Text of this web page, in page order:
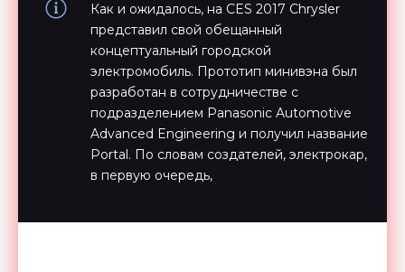
Как и ожидалось, на CES 2017 Chrysler
представил свой обещанный
концептуальный городской
электромобиль. Прототип минивэна был
разработан в сотрудничестве с
подразделением Panasonic Automotive
Advanced Engineering и получил название
Portal. По словам создателей, электрокар,
в первую очередь,